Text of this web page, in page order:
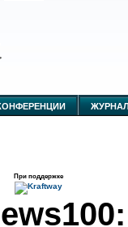
При поддержке